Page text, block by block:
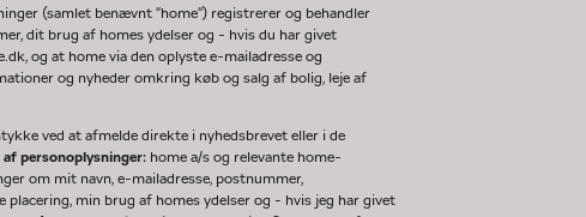
(samlet benævnt "home") registrerer og behandler
dit brug af homes ydelser og - hvis du har givet
og at home via den oplyste e-mailadresse og
og nyheder omkring køb og salg af bolig, leje af
ved at afmelde direkte i nyhedsbrevet eller i de
af personoplysninger: home a/s og relevante home-
om mit navn, e-mailadresse, postnummer,
min brug af homes ydelser og - hvis jeg har givet